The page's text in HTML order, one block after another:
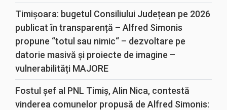
Timișoara: bugetul Consiliului Județean pe 2026
publicat în transparență – Alfred Simonis
propune “totul sau nimic“ – dezvoltare pe
datorie masivă și proiecte de imagine –
vulnerabilități MAJORE
Fostul șef al PNL Timiș, Alin Nica, contestă
vinderea comunelor propusă de Alfred Simonis: